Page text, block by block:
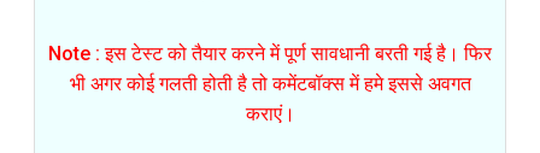
Note : इस टेस्ट को तैयार करने में पूर्ण सावधानी बरती गई है। फिर
भी अगर कोई गलती होती है तो कमेंटबॉक्स में हमे इससे अवगत
कराएं।